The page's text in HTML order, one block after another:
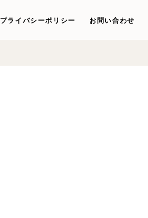
プライバシーポリシー お問い合わせ